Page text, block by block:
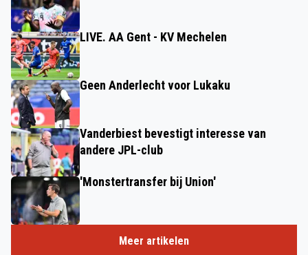
LIVE. AA Gent - KV Mechelen
Geen Anderlecht voor Lukaku
Vanderbiest bevestigt interesse van
andere JPL-club
'Monstertransfer bij Union'
Meer artikelen